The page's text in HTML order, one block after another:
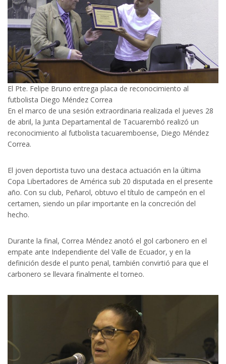
El Pte. Felipe Bruno entrega placa de reconocimiento al
futbolista Diego Méndez Correa
En el marco de una sesión extraordinaria realizada el jueves 28
de abril, la Junta Departamental de Tacuarembó realizó un
reconocimiento al futbolista tacuaremboense, Diego Méndez
Correa.
El joven deportista tuvo una destaca actuación en la última
Copa Libertadores de América sub 20 disputada en el presente
año. Con su club, Peñarol, obtuvo el título de campeón en el
certamen, siendo un pilar importante en la concreción del
hecho.
Durante la final, Correa Méndez anotó el gol carbonero en el
empate ante Independiente del Valle de Ecuador, y en la
definición desde el punto penal, también convirtió para que el
carbonero se llevara finalmente el torneo.